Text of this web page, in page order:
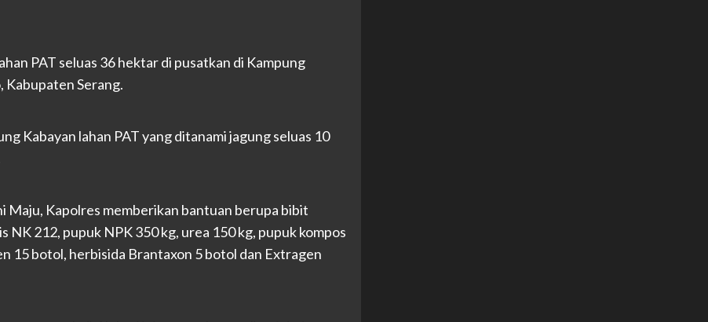
PAT seluas 36 hektar di pusatkan di Kampung
Kabupaten Serang.
Kabayan lahan PAT yang ditanami jagung seluas 10
Maju, Kapolres memberikan bantuan berupa bibit
NK 212, pupuk NPK 350 kg, urea 150 kg, pupuk kompos
15 botol, herbisida Brantaxon 5 botol dan Extragen